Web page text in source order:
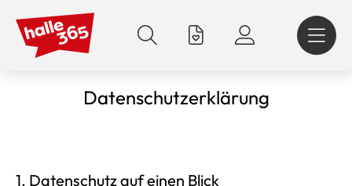
zum
Inhalt
Datenschutzerklärung
1. Datenschutz auf einen Blick